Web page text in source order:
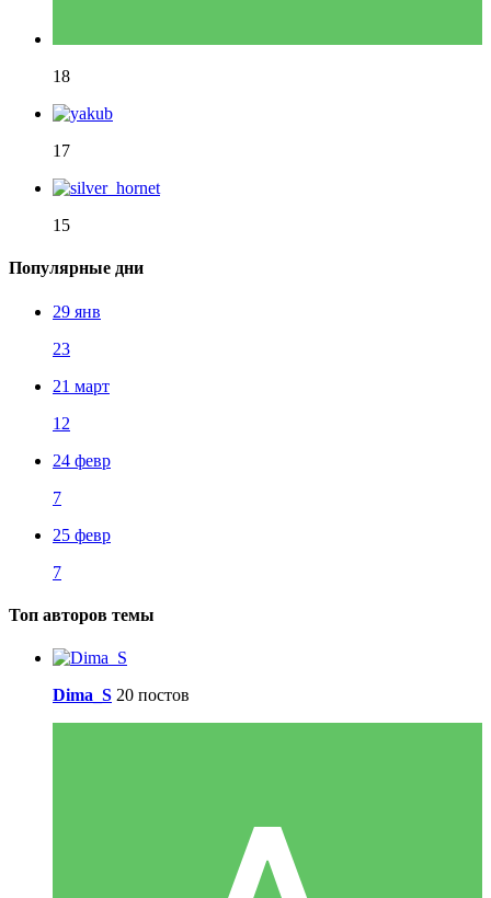
18
17
15
Популярные дни
29 янв
23
21 март
12
24 февр
7
25 февр
7
Топ авторов темы
Dima_S 20 постов